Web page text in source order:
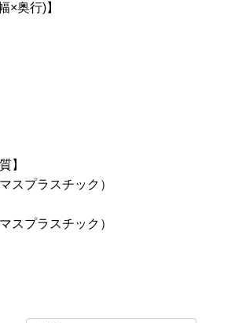
×奥行)】
】
スプラスチック）
スプラスチック）